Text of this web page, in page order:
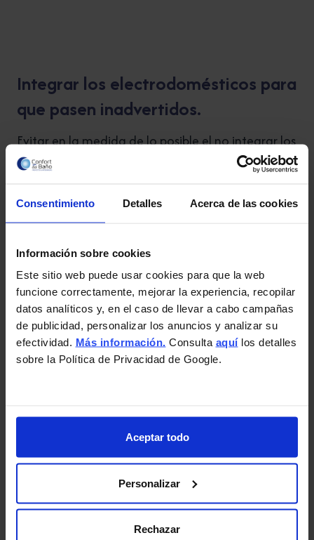
Consentimiento Detalles Acerca de las cookies
Información sobre cookies
Este sitio web puede usar cookies para que la web
funcione correctamente, mejorar la experiencia, recopilar
datos analíticos y, en el caso de llevar a cabo campañas
de publicidad, personalizar los anuncios y analizar su
efectividad. Más información. Consulta aquílos detalles
sobre la Política de Privacidad de Google.
Aceptar todo
Personalizar
Rechazar
Integrar los electrodomésticos para
que pasen inadvertidos.
Evitar en la medida de lo posible el no integrar los
electrodomésticos en la cocina y sus frentes.